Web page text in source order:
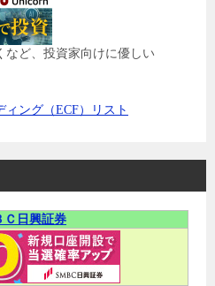
など、投資家向けに優しい
ング（ECF）リスト
Ｃ日興証券